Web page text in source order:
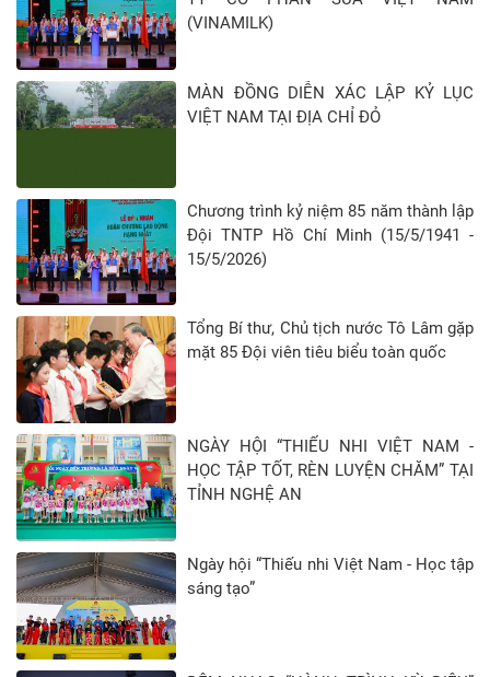
(VINAMILK)
MÀN ĐỒNG DIỄN XÁC LẬP KỶ LỤC
VIỆT NAM TẠI ĐỊA CHỈ ĐỎ
Chương trình kỷ niệm 85 năm thành lập
Đội TNTP Hồ Chí Minh (15/5/1941 -
15/5/2026)
Tổng Bí thư, Chủ tịch nước Tô Lâm gặp
mặt 85 Đội viên tiêu biểu toàn quốc
NGÀY HỘI “THIẾU NHI VIỆT NAM -
HỌC TẬP TỐT, RÈN LUYỆN CHĂM” TẠI
TỈNH NGHỆ AN
Ngày hội “Thiếu nhi Việt Nam - Học tập
sáng tạo”